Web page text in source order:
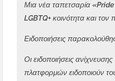
Μια νέα ταπετσαρία
LGBTQ+ κοινότητα και τον
Ειδοποιήσεις
Οι ειδοποιήσεις
πλατφορμών ειδοποιούν